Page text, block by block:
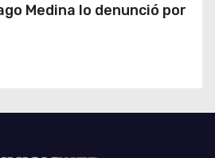
Medina lo denunció por